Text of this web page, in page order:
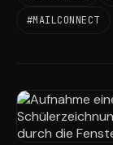
#MAILCONNECT